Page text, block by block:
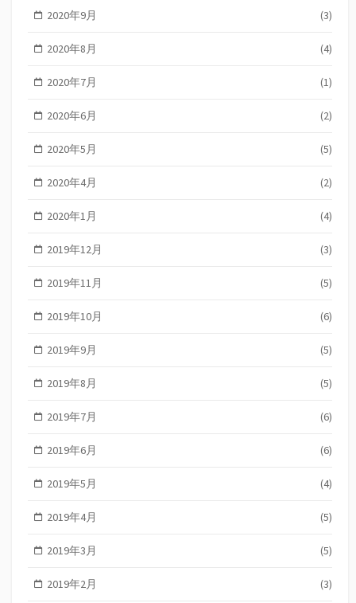
2020年9月 (3)
2020年8月 (4)
2020年7月 (1)
2020年6月 (2)
2020年5月 (5)
2020年4月 (2)
2020年1月 (4)
2019年12月 (3)
2019年11月 (5)
2019年10月 (6)
2019年9月 (5)
2019年8月 (5)
2019年7月 (6)
2019年6月 (6)
2019年5月 (4)
2019年4月 (5)
2019年3月 (5)
2019年2月 (3)